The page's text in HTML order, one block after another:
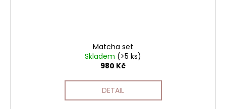
Matcha set
Skladem (>5 ks)
980 Kč
DETAIL